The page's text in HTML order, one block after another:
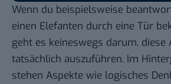
Wenn du beispielsweise
einen Elefanten durch eine Tür
geht es keineswegs darum, diese
tatsächlich auszuführen. Im
stehen Aspekte wie logisches